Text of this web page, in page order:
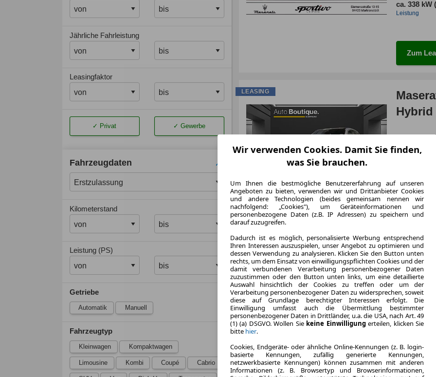
Jährliche Fahrleistung
Leasingfaktor
Privat Gewerbe
Fahrzeugdaten
Kilometerstand
Leistung (PS)
Getriebe
Automatik Manuell
Fahrzeugtyp
Kleinwagen Kompaktwagen
Limousine Kombi Coupé Cabrio
ca. 338 kW
Leistung
Zum
Hybrid
Laufzeit
ca. 221 kW
Leistung
Zum
LEASING
Wir verwenden Cookies. Damit Sie finden,
was Sie brauchen.
Um Ihnen die bestmögliche Benutzererfahrung auf unseren
Angeboten zu bieten, verwenden wir und Drittanbieter Cookies
und andere Technologien (beides gemeinsam nennen wir
nachfolgend: „Cookies"), um Geräteinformationen und
personenbezogene Daten (z.B. IP Adressen) zu speichern und
darauf zuzugreifen.
Dadurch ist es möglich, personalisierte Werbung entsprechend
Ihren Interessen auszuspielen, unser Angebot zu optimieren und
dessen Verwendung zu analysieren. Klicken Sie den Button unten
rechts, um dem Einsatz von einwilligungspflichten Cookies und der
damit verbundenen Verarbeitung personenbezogener Daten
zuzustimmen oder den Button unten links, um eine detaillierte
Auswahl hinsichtlich der Cookies zu treffen oder um der
Verarbeitung personenbezogener Daten zu widersprechen, soweit
diese auf Grundlage berechtigter Interessen erfolgt. Die
Einwilligung umfasst auch die Übermittlung bestimmter
personenbezogener Daten in Drittländer, u.a. die USA, nach Art. 49
(1) (a) DSGVO. Wollen Sie keine Einwilligungerteilen, klicken Sie
bitte hier.
Cookies, Endgeräte- oder ähnliche Online-Kennungen (z. B. login-
basierte Kennungen, zufällig generierte Kennungen,
netzwerkbasierte Kennungen) können zusammen mit anderen
Informationen (z. B. Browsertyp und Browserinformationen,